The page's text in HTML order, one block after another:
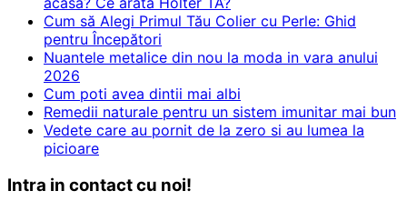
Cum să Alegi Primul Tău Colier cu Perle: Ghid
pentru Începători
Nuantele metalice din nou la moda in vara anului
2026
Cum poti avea dintii mai albi
Remedii naturale pentru un sistem imunitar mai bun
Vedete care au pornit de la zero si au lumea la
picioare
Intra in contact cu noi!